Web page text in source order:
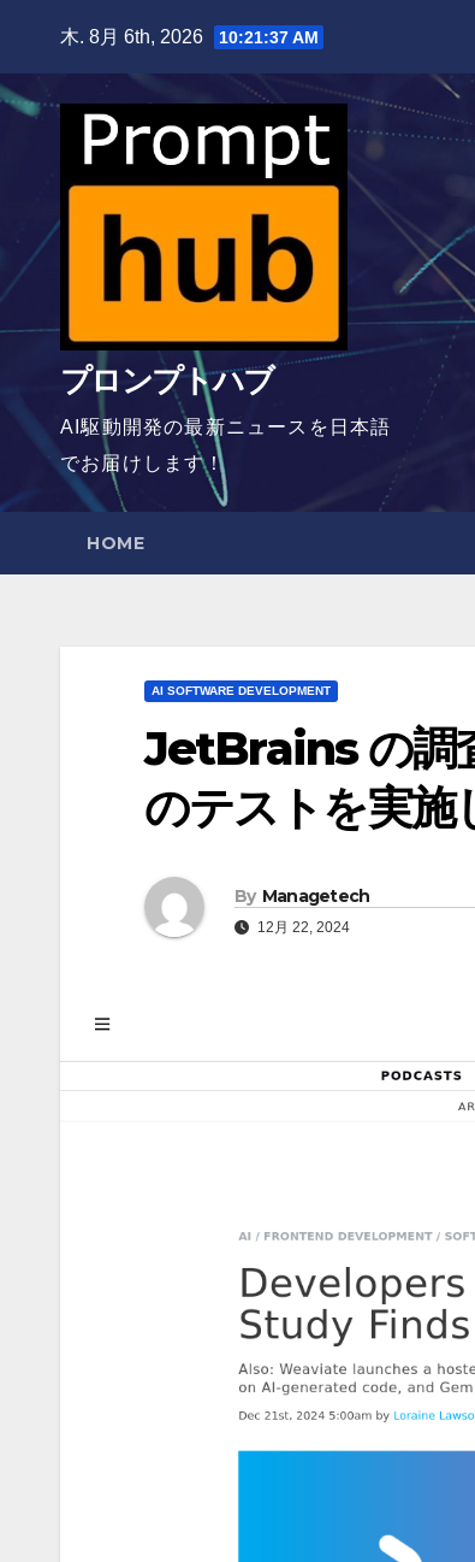
content
木. 8月 6th, 2026 10:21:38 AM
プロンプトハブ
AI駆動開発の最新ニュースを日本語
でお届けします！
HOME
AI SOFTWARE DEVELOPMENT
JetBrains の調
のテストを実
By Managetech
12月 22, 2024